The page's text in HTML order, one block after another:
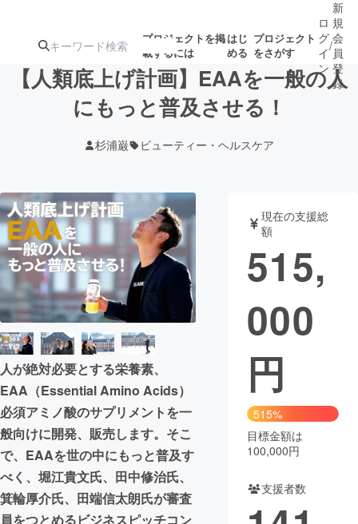
プロジェクトを掲
載するには
はじ
める
プロジェクト
をさがす
注目のリ
ターン
注目の新着プロ
ジェクト
ロジェクト
アート・写真 音楽
テクノロジー・ガジェット ゲーム・サ
映像・映画
ビジネス・起業
まちづくり・地域活性化
CAMPFIRE for Social Good
CAMPFIRE Creation
CAMPFIREふるさと納税 machi-ya コミュニティ
ロ
グ
イ
ン
/
新
規
会
員
登
録
【人類底上げ計画】EAAを一般の人
にもっと普及させる！
杉浦巌 ビューティー・ヘルスケア
人が絶対必要とする栄養素、
EAA（Essential Amino Acids）
必須アミノ酸のサプリメントを一
般向けに開発、販売します。そこ
で、EAAを世の中にもっと普及す
べく、堀江貴文氏、田中修治氏、
箕輪厚介氏、田端信太朗氏が審査
員をつとめるビジネスピッチコン
現在の支援総
額
515,
000
円
515%
目標金額は
100,000円
支援者数